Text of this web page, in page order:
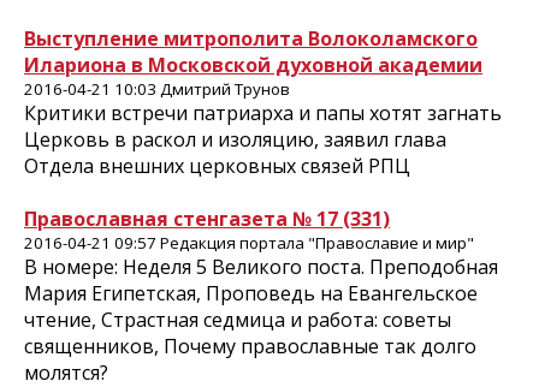
Выступление митрополита Волоколамского
Илариона в Московской духовной академии
2016-04-21 10:03 Дмитрий Трунов
Критики встречи патриарха и папы хотят загнать
Церковь в раскол и изоляцию, заявил глава
Отдела внешних церковных связей РПЦ
Православная стенгазета № 17 (331)
2016-04-21 09:57 Редакция портала "Православие и мир"
В номере: Неделя 5 Великого поста. Преподобная
Мария Египетская, Проповедь на Евангельское
чтение, Страстная седмица и работа: советы
священников, Почему православные так долго
молятся?